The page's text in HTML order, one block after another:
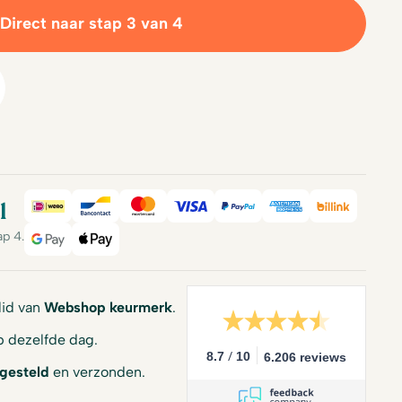
Direct naar stap 3 van 4
4.
iDeal BancontactMastercard
Visa PayPalAmerican
Billink
Google PayApple Pay
van Webshop keurmerk.
dezelfde dag.
en verzonden.
8.7 / 10 6.206 reviews